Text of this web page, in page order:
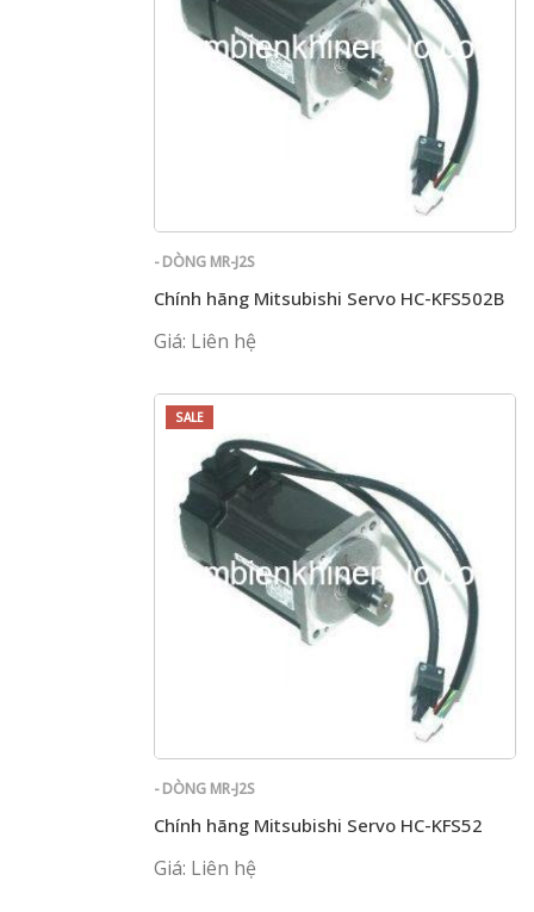
- DÒNG MR-J2S
Chính hãng Mitsubishi Servo HC-KFS502B
Giá: Liên hệ
SALE
- DÒNG MR-J2S
Chính hãng Mitsubishi Servo HC-KFS52
Giá: Liên hệ